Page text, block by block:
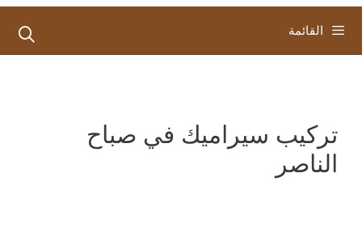
القائمة
تركيب سيراميك في صباح
الناصر